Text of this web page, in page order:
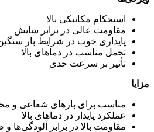
استحکام مکانیکی بالا
مقاومت عالی در برابر سایش
پایداری خوب در شرایط بار
تحمل مناسب در دماهای بالا
تأثیر بر سرعت حدی
مزایا
مناسب برای بارهای شعاعی و
عملکرد پایدار در دماهای بالا
مقاومت بالا در برابر آلودگی‌ها و